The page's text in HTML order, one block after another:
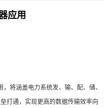
应用
，将涵盖电力系统发、输、配、储、
打通，实现更高的数据传输效率向